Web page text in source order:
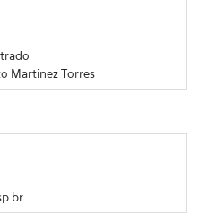
Martinez Torres